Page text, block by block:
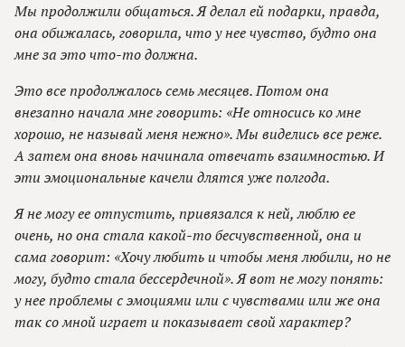
Мы продолжили общаться. Я делал ей подарки, правда,
она обижалась, говорила, что у нее чувство, будто она
мне за это что-то должна.
Это все продолжалось семь месяцев. Потом она
внезапно начала мне говорить: «Не относись ко мне
хорошо, не называй меня нежно». Мы виделись все реже.
А затем она вновь начинала отвечать взаимностью. И
эти эмоциональные качели длятся уже полгода.
Я не могу ее отпустить, привязался к ней, люблю ее
очень, но она стала какой-то бесчувственной, она и
сама говорит: «Хочу любить и чтобы меня любили, но не
могу, будто стала бессердечной». Я вот не могу понять:
у нее проблемы с эмоциями или с чувствами или же она
так со мной играет и показывает свой характер?